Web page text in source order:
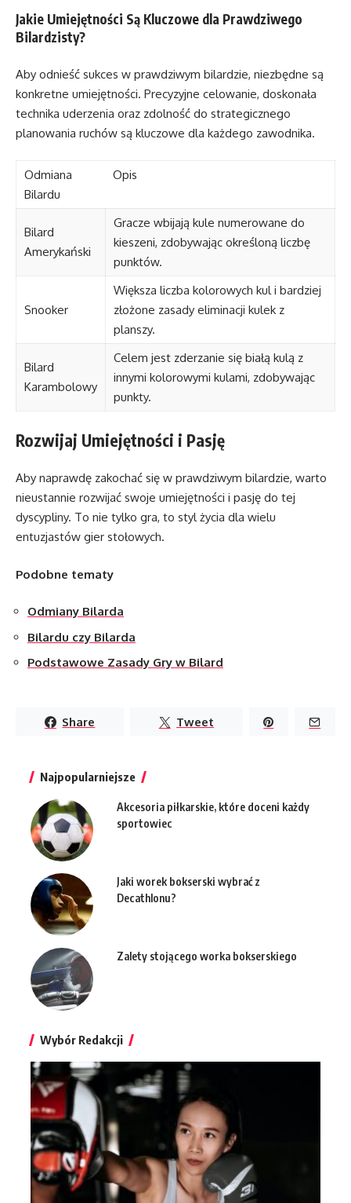
Jakie Umiejętności Są Kluczowe dla Prawdziwego
Bilardzisty?
Aby odnieść sukces w prawdziwym bilardzie, niezbędne są
konkretne umiejętności. Precyzyjne celowanie, doskonała
technika uderzenia oraz zdolność do strategicznego
planowania ruchów są kluczowe dla każdego zawodnika.
Odmiana
Bilardu
Opis
Bilard
Amerykański
Gracze wbijają kule numerowane do
kieszeni, zdobywając określoną liczbę
punktów.
Snooker
Większa liczba kolorowych kul i bardziej
złożone zasady eliminacji kulek z
planszy.
Bilard
Karambolowy
Celem jest zderzanie się białą kulą z
innymi kolorowymi kulami, zdobywając
punkty.
Rozwijaj Umiejętności i Pasję
Aby naprawdę zakochać się w prawdziwym bilardzie, warto
nieustannie rozwijać swoje umiejętności i pasję do tej
dyscypliny. To nie tylko gra, to styl życia dla wielu
entuzjastów gier stołowych.
Podobne tematy
Odmiany Bilarda
Bilardu czy Bilarda
Podstawowe Zasady Gry w Bilard
Share Tweet
Najpopularniejsze
Akcesoria piłkarskie, które doceni każdy
sportowiec
Jaki worek bokserski wybrać z
Decathlonu?
Zalety stojącego worka bokserskiego
Wybór Redakcji